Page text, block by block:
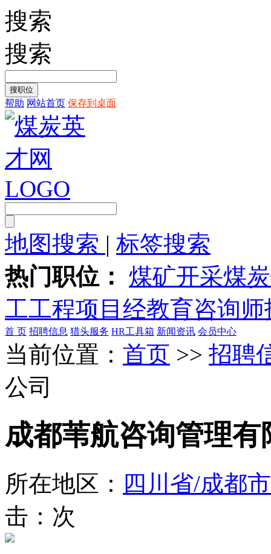
搜索
搜索
帮助 网站首页 保存到桌面
地图搜索 | 标签搜索
热门职位： 煤矿开采煤
工工程项目经教育咨询师
首 页 招聘信息 猎头服务 HR工具箱 新闻资讯 会员中心
当前位置： 首页 >> 招聘
公司
成都苇航咨询管理有
所在地区： 四川省/成都市
击： 次